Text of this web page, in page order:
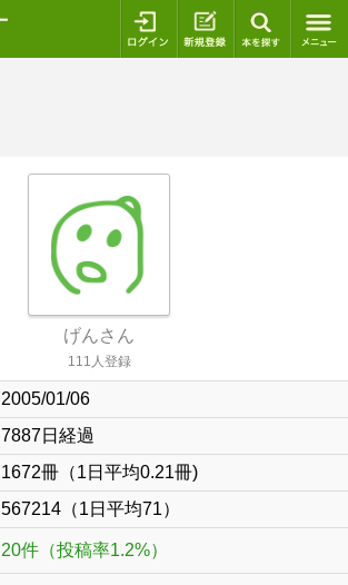
ログイン 新規登録
げんさん
111人登録
2005/01/06
7887日経過
1672冊（1日平均0.21冊)
567214（1日平均71）
20件（投稿率1.2%）